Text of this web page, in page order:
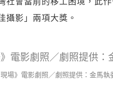
攝影」兩項大獎。
現場》電影劇照／劇照提供：金馬執